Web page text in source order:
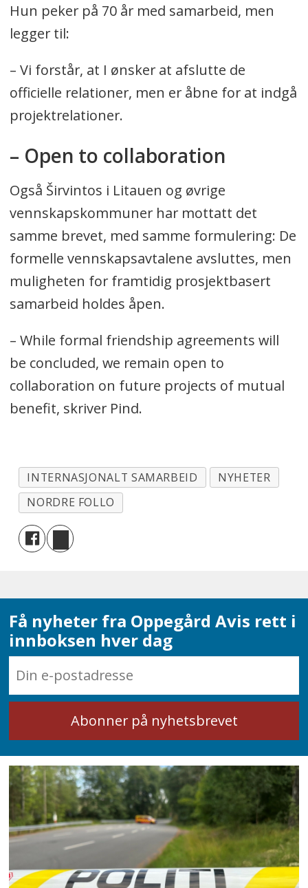
Hun peker på 70 år med samarbeid, men
legger til:
– Vi forstår, at I ønsker at afslutte de
officielle relationer, men er åbne for at indgå
projektrelationer.
– Open to collaboration
Også Širvintos i Litauen og øvrige
vennskapskommuner har mottatt det
samme brevet, med samme formulering: De
formelle vennskapsavtalene avsluttes, men
muligheten for framtidig prosjektbasert
samarbeid holdes åpen.
– While formal friendship agreements will
be concluded, we remain open to
collaboration on future projects of mutual
benefit, skriver Pind.
INTERNASJONALT SAMARBEID
NYHETER
NORDRE FOLLO
Få nyheter fra Oppegård Avis rett i
innboksen hver dag